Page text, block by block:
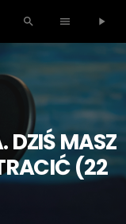
search menu play_arrow
DZIŚ MASZ
(22